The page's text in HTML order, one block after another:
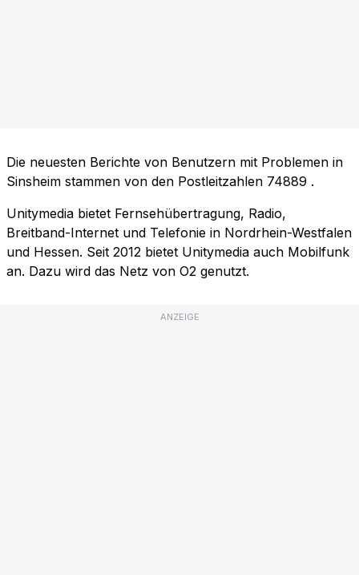
Die neuesten Berichte von Benutzern mit Problemen in
Sinsheim stammen von den Postleitzahlen 74889 .
Unitymedia bietet Fernsehübertragung, Radio,
Breitband-Internet und Telefonie in Nordrhein-Westfalen
und Hessen. Seit 2012 bietet Unitymedia auch Mobilfunk
an. Dazu wird das Netz von O2 genutzt.
ANZEIGE